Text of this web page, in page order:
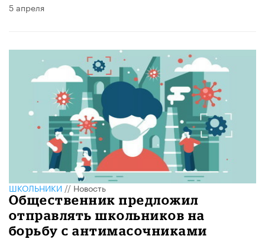
5 апреля
ШКОЛЬНИКИ//Новость
Общественник предложил
отправлять школьников на
борьбу с антимасочниками